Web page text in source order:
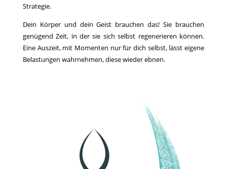
Strategie.
Dein Körper und dein Geist brauchen das! Sie brauchen
genügend Zeit, in der sie sich selbst regenerieren können.
Eine Auszeit, mit Momenten nur für dich selbst, lässt eigene
Belastungen wahrnehmen, diese wieder ebnen.